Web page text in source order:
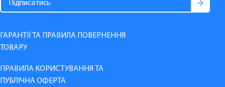
ГАРАНТІЇ ТА ПРАВИЛА ПОВЕРНЕННЯ
ТОВАРУ
ПРАВИЛА КОРИСТУВАННЯ ТА
ПУБЛІЧНА ОФЕРТА